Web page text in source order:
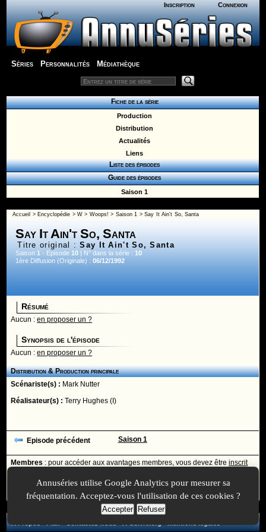
Inscription Connexion
Séries Personnalités Médiathèque
Fiche de la série
Production
Distribution
Actualités
Liens
Liste des épisodes
Guide des épisodes
Saison 1
Accueil > Encyclopédie >W > Woops! > Saison 1 > Say It Ain't So, Santa
Say It Ain't So, Santa
Titre original :Say It Ain't So, Santa
Saison1 - Episode10 | N° dans la série :10
1ère Diffusion (Originale) :06/12/1992
Résumé
Aucun :en proposer un ?
Synopsis de l'épisode
Aucun :en proposer un ?
Distribution & Production principale
Scénariste(s) : Mark Nutter
Réalisateur(s) :Terry Hughes (I)
Episode précédent Saison 1
Membres : pour accéder aux avantages membres, vous devez êtreinscrit
Ajoutée le :30/11/-0001 à 00:00 -Mise à jour le :30/12/2019 à 14:31
Annuséries utilise Google Analytics pour mesurer sa
fréquentation. Acceptez-vous l'utilisation de ces cookies ?
Accepter Refuser